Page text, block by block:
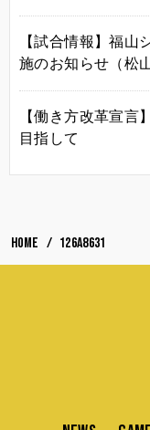
【試合情報】福山
施のお知らせ（松山
【働き方改革宣
目指して
HOME 126A8631